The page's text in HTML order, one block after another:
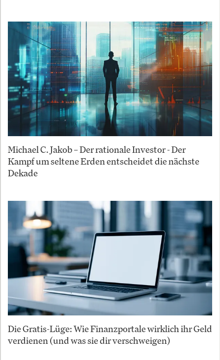
Michael C. Jakob – Der rationale Investor - Der
Kampf um seltene Erden entscheidet die nächste
Dekade
Die Gratis-Lüge: Wie Finanzportale wirklich ihr Geld
verdienen (und was sie dir verschweigen)